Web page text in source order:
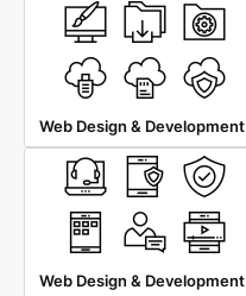
Web Design & Development
Web Design & Development